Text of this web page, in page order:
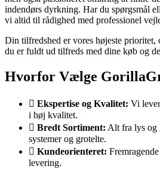
indendørs dyrkning. Har du spørgsmål
vi altid til rådighed med professionel
Din tilfredshed er vores højeste
du er fuldt ud tilfreds med dine køb og
Hvorfor Vælge
Ekspertise og Kvalitet: Vi
i høj kvalitet.
Bredt Sortiment: Alt fra lys og
systemer og grotelte.
Kundeorienteret:
levering.